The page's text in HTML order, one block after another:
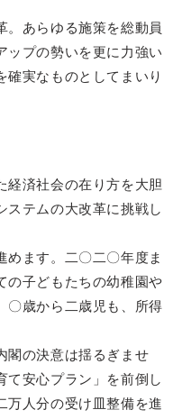
あらゆる施策を総動員
ップの勢いを更に力強い
確実なものとしてまいり
済社会の在り方を大胆
ステムの大改革に挑戦し
ます。二〇二〇年度ま
の子どもたちの幼稚園や
〇歳から二歳児も、所得
の決意は揺るぎませ
て安心プラン」を前倒し
万人分の受け皿整備を進